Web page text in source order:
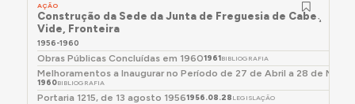
AÇÃO
Construção da Sede da Junta de Freguesia de Cabeço de
Vide, Fronteira
1956-1960
Obras Públicas Concluídas em 19601961BIBLIOGRAFIA
Melhoramentos a Inaugurar no Período de 27 de Abril a 28 de Maio
1960BIBLIOGRAFIA
Portaria 1215, de 13 agosto 19561956.08.28 LEGISLAÇÃO